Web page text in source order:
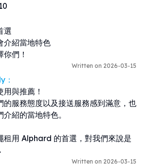
。
選
介紹當地特色
們！
Written on 2026-03-15
：
與推薦！
的服務態度以及接送服務感到滿意，也
紹的當地特色。
租用 Alphard 的首選，對我們來說是
沖繩旅遊時再次選擇我們！Written on 2026-03-15